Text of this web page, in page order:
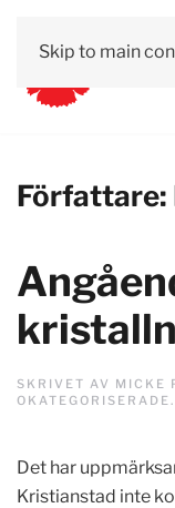
Skip to main
Författare:
SKRIVET AV MICKE
OKATEGORISERADE.
Det har
Kristianstad inte